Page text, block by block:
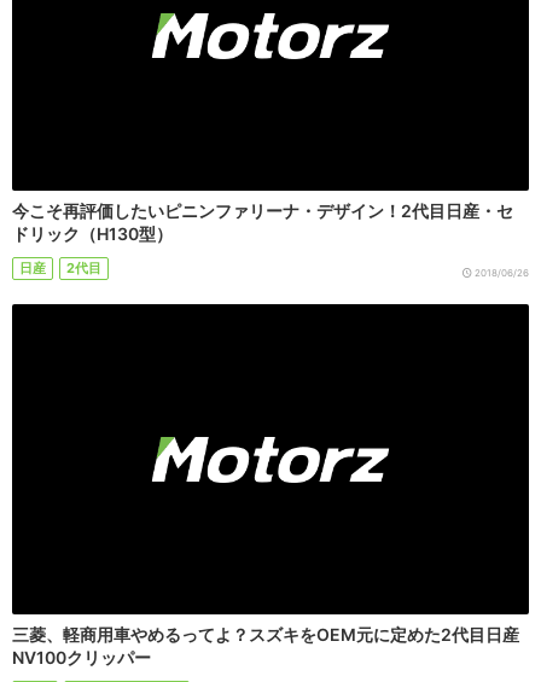
今こそ再評価したいピニンファリーナ・デザイン！2代目日産・セ
ドリック（H130型）
日産 2代目 2018/06/26
三菱、軽商用車やめるってよ？スズキをOEM元に定めた2代目日産
NV100クリッパー